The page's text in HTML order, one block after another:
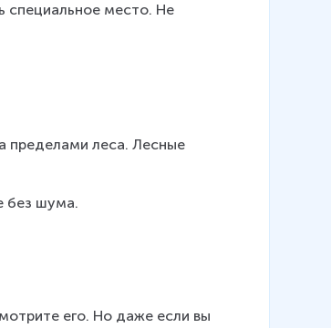
специальное место. Не
пределами леса. Лесные
без шума.
его. Но даже если вы